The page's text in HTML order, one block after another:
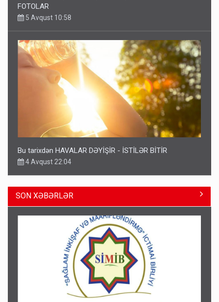
FOTOLAR
5 Avqust 10:58
Bu tarixdən HAVALAR DƏYİŞİR - İSTİLƏR BİTİR
4 Avqust 22:04
ŞOK! David Seliverstov ölkədən qaçdı
SON XƏBƏRLƏR